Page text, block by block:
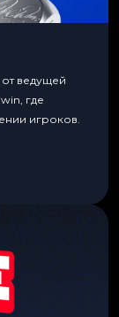
ведущей
где
игроков.